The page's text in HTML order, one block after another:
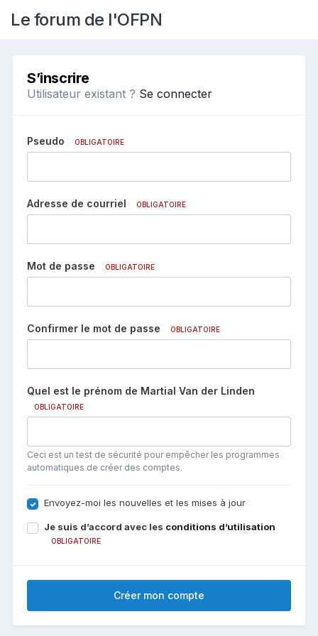
Le forum de l'OFPN
S’inscrire
Utilisateur existant ? Se connecter
Pseudo OBLIGATOIRE
Adresse de courriel OBLIGATOIRE
Mot de passe OBLIGATOIRE
Confirmer le mot de passe OBLIGATOIRE
Quel est le prénom de Martial Van der Linden
OBLIGATOIRE
Ceci est un test de sécurité pour empêcher les programmes
automatiques de créer des comptes.
Envoyez-moi les nouvelles et les mises à jour
Je suis d’accord avec les conditions d’utilisation
OBLIGATOIRE
Créer mon compte